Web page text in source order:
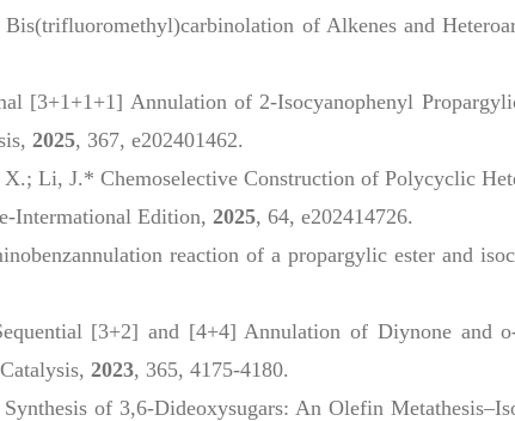
of Alkenes and
Annulation of 2-Isocyanophenyl
, 2025, 367, e202401462.
J.* Chemoselective Construction of Polycyclic
Intermational Edition, 2025, 64, e202414726.
reaction of a propargylic ester and
[3+2] and [4+4] Annulation of Diynone and
, 2023, 365, 4175-4180.
of 3,6-Dideoxysugars: An Olefin